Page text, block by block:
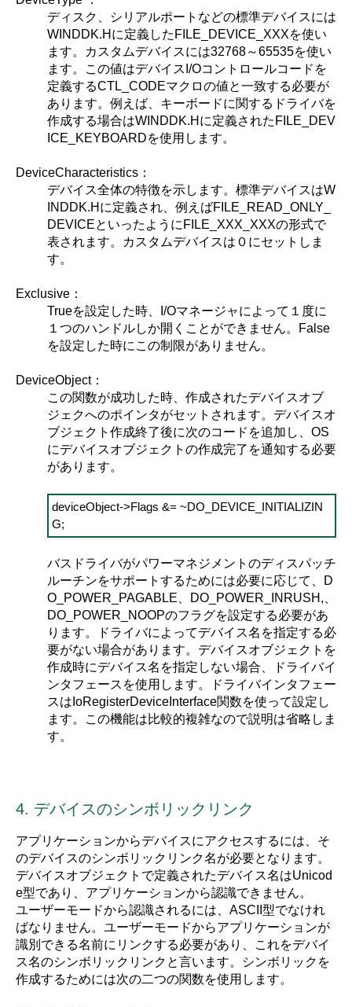
ディスク、シリアルポートなどの標準デバイスには
WINDDK.Hに定義したFILE_DEVICE_XXXを使い
ます。カスタムデバイスには32768～65535を使い
ます。この値はデバイスI/Oコントロールコードを
定義するCTL_CODEマクロの値と一致する必要が
あります。例えば、キーボードに関するドライバを
作成する場合はWINDDK.Hに定義されたFILE_DEV
ICE_KEYBOARDを使用します。
DeviceCharacteristics：
デバイス全体の特徴を示します。標準デバイスはW
INDDK.Hに定義され、例えばFILE_READ_ONLY_
DEVICEといったようにFILE_XXX_XXXの形式で
表されます。カスタムデバイスは０にセットしま
す。
Exclusive：
Trueを設定した時、I/Oマネージャによって１度に
１つのハンドルしか開くことができません。False
を設定した時にこの制限がありません。
DeviceObject：
この関数が成功した時、作成されたデバイスオブ
ジェクへのポインタがセットされます。デバイスオ
ブジェクト作成終了後に次のコードを追加し、OS
にデバイスオブジェクトの作成完了を通知する必要
があります。
deviceObject->Flags &= ~DO_DEVICE_INITIALIZIN
G;
バスドライバがパワーマネジメントのディスパッチ
ルーチンをサポートするためには必要に応じて、D
O_POWER_PAGABLE、DO_POWER_INRUSH,、
DO_POWER_NOOPのフラグを設定する必要があ
ります。ドライバによってデバイス名を指定する必
要がない場合があります。デバイスオブジェクトを
作成時にデバイス名を指定しない場合、ドライバイ
ンタフェースを使用します。ドライバインタフェー
スはIoRegisterDeviceInterface関数を使って設定し
ます。この機能は比較的複雑なので説明は省略しま
す。
4. デバイスのシンボリックリンク
アプリケーションからデバイスにアクセスするには、そ
のデバイスのシンボリックリンク名が必要となります。
デバイスオブジェクトで定義されたデバイス名はUnicod
e型であり、アプリケーションから認識できません。
ユーザーモードから認識されるには、ASCII型でなけれ
ばなりません。ユーザーモードからアプリケーションが
識別できる名前にリンクする必要があり、これをデバイ
ス名のシンボリックリンクと言います。シンボリックを
作成するためには次の二つの関数を使用します。